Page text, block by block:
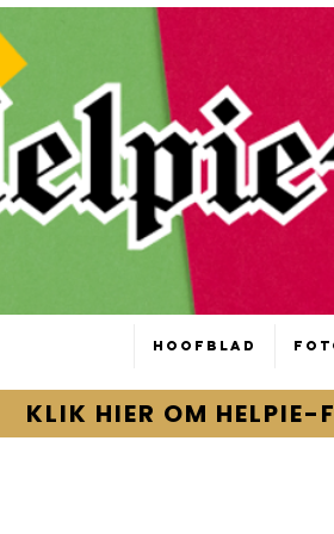
Hoofblad
KLIK HIER OM HELPIE-